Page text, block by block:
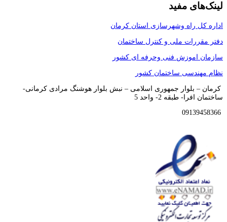
لینک‌‌های مفید
اداره کل راه وشهرسازی استان کرمان
دفتر مقررات ملی و کنترل ساختمان
سازمان اموزش فنی وحرفه ای کشور
نظام مهندسی ساختمان کشور
کرمان – بلوار جمهوری اسلامی – نبش بلوار هوشنگ مرادی کرمانی-
ساختمان افرا- طبقه 2- واحد 5